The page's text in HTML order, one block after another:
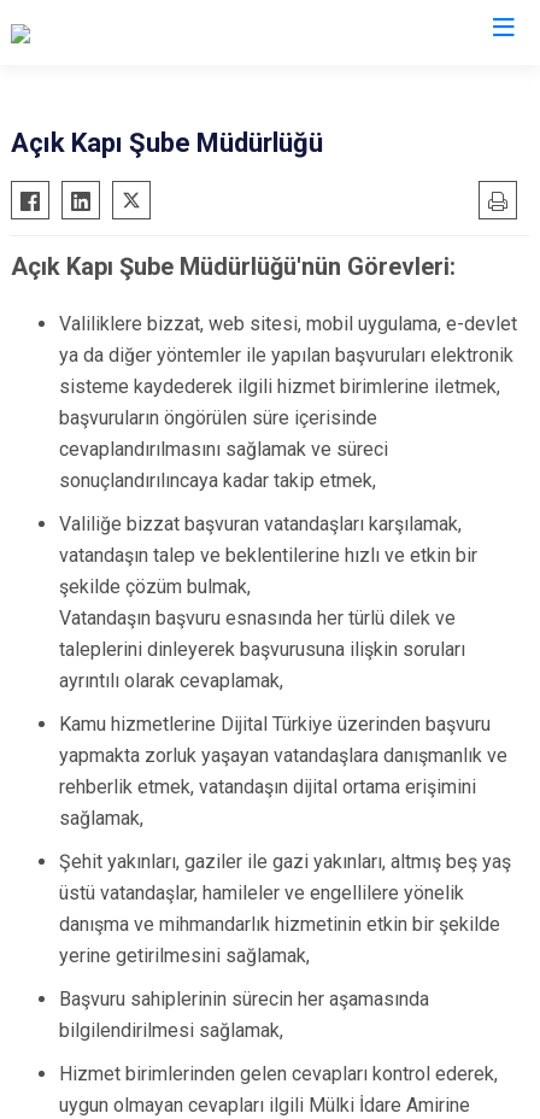
Açık Kapı Şube Müdürlüğü
Açık Kapı Şube Müdürlüğü'nün Görevleri:
Valiliklere bizzat, web sitesi, mobil uygulama, e-devlet
ya da diğer yöntemler ile yapılan başvuruları elektronik
sisteme kaydederek ilgili hizmet birimlerine iletmek,
başvuruların öngörülen süre içerisinde
cevaplandırılmasını sağlamak ve süreci
sonuçlandırılıncaya kadar takip etmek,
Valiliğe bizzat başvuran vatandaşları karşılamak,
vatandaşın talep ve beklentilerine hızlı ve etkin bir
şekilde çözüm bulmak,
Vatandaşın başvuru esnasında her türlü dilek ve
taleplerini dinleyerek başvurusuna ilişkin soruları
ayrıntılı olarak cevaplamak,
Kamu hizmetlerine Dijital Türkiye üzerinden başvuru
yapmakta zorluk yaşayan vatandaşlara danışmanlık ve
rehberlik etmek, vatandaşın dijital ortama erişimini
sağlamak,
Şehit yakınları, gaziler ile gazi yakınları, altmış beş yaş
üstü vatandaşlar, hamileler ve engellilere yönelik
danışma ve mihmandarlık hizmetinin etkin bir şekilde
yerine getirilmesini sağlamak,
Başvuru sahiplerinin sürecin her aşamasında
bilgilendirilmesi sağlamak,
Hizmet birimlerinden gelen cevapları kontrol ederek,
uygun olmayan cevapları ilgili Mülki İdare Amirine